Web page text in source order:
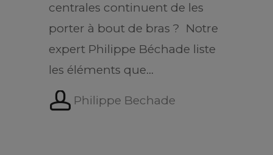
centrales continuent de les
porter à bout de bras ? Notre
expert Philippe Béchade liste
les éléments que…
Philippe Bechade